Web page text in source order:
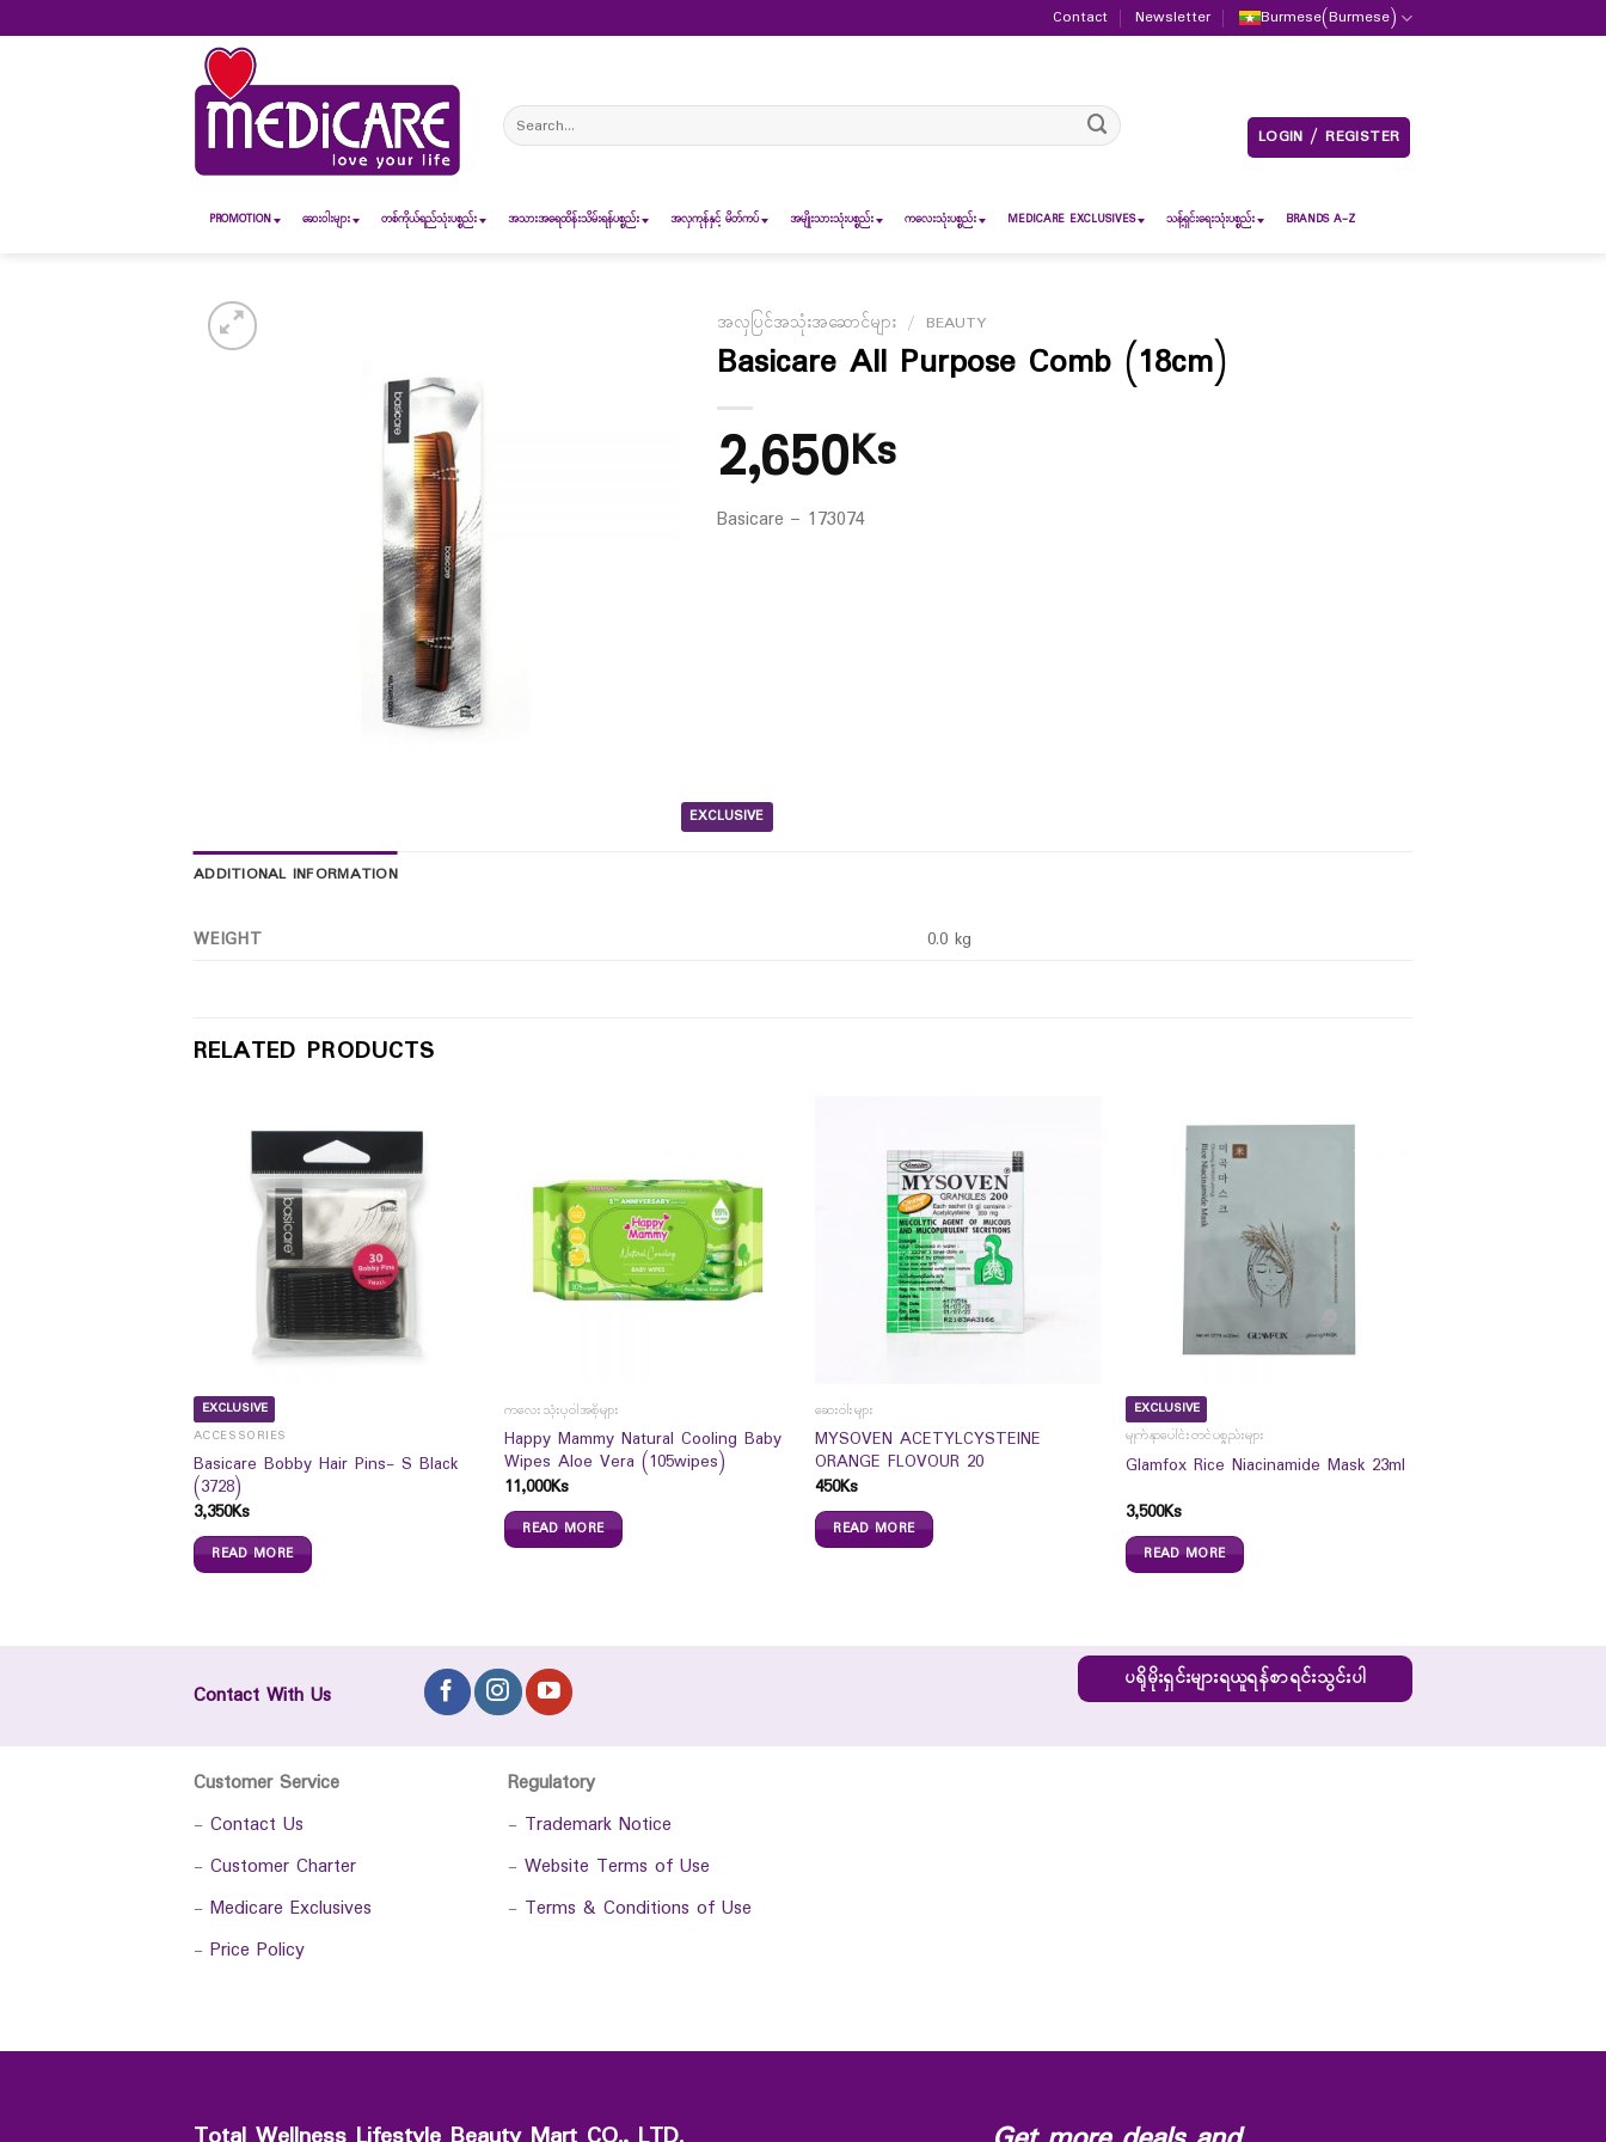
to
Contact Newsletter Burmese(Burmese)
Search
for:
LOGIN / REGISTER
PROMOTION ဆေး၀ါးများ တစ်ကိုယ်ရည်သုံးပစ္စည်း အသားအရေထိန်းသိမ်းရန်ပစ္စည်း အလှကုန်နှင့် မိတ်ကပ် အမျိုးသားသုံးပစ္စည်း ကလေးသုံးပစ္စည်း MEDICARE EXCLUSIVES သန့်ရှင်းရေးသုံးပစ္စည်း BRANDS A-Z
EXCLUSIVE
အလှပြင်အသုံးအဆောင်များ / BEAUTY
Basicare All Purpose Comb (18cm)
2,650Ks
Basicare – 173074
ADDITIONAL INFORMATION
WEIGHT 0.0 kg
RELATED PRODUCTS
EXCLUSIVE
ACCESSORIES
Basicare Bobby Hair Pins- S Black
(3728)
3,350Ks
READ MORE
ကလေးသုံးပုဝါအစိုများ
Happy Mammy Natural Cooling Baby
Wipes Aloe Vera (105wipes)
11,000Ks
READ MORE
ဆေးဝါးများ
MYSOVEN ACETYLCYSTEINE
ORANGE FLOVOUR 20
450Ks
READ MORE
EXCLUSIVE
မျက်နှာပေါင်းတင်ပစ္စည်းများ
Glamfox Rice Niacinamide Mask 23ml
3,500Ks
READ MORE
Contact With Us
ပရိုမိုးရှင်းများရယူရန်စာရင်းသွင်းပါ
Customer Service
- Contact Us
- Customer Charter
- Medicare Exclusives
- Price Policy
Regulatory
- Trademark Notice
- Website Terms of Use
- Terms & Conditions of Use